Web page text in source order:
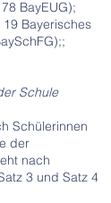
BayEUG);
Bayerisches
Schule
Schülerinnen
der
nach
3 und Satz 4